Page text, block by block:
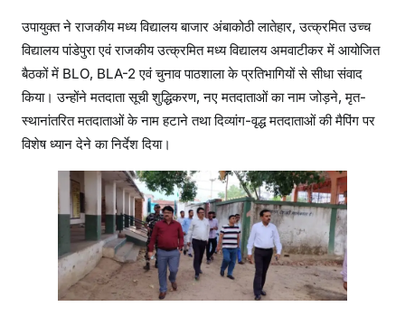
की
प्र
म
बै
ठ
का
कि
या
नि
री
क्ष
ण
उपायुक्त ने राजकीय मध्य विद्यालय बाजार अंबाकोठी लातेहार, उत्क्रमित उच्च
विद्यालय पांडेपुरा एवं राजकीय उत्क्रमित मध्य विद्यालय अमवाटीकर में आयोजित
बैठकों में BLO, BLA-2 एवं चुनाव पाठशाला के प्रतिभागियों से सीधा संवाद
किया। उन्होंने मतदाता सूची शुद्धिकरण, नए मतदाताओं का नाम जोड़ने, मृत-
स्थानांतरित मतदाताओं के नाम हटाने तथा दिव्यांग-वृद्ध मतदाताओं की मैपिंग पर
विशेष ध्यान देने का निर्देश दिया।